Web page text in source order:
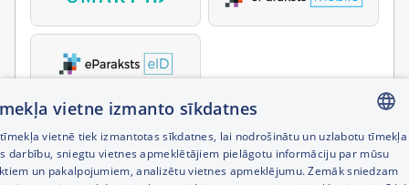
LATVIAN
RUSSIAN
vietne izmanto sīkdatnes
vietnē tiek izmantotas sīkdatnes, lai nodrošinātu un uzlabotu tīmekļa
darbību, sniegtu vietnes apmeklētājiem pielāgotu informāciju par mūsu
un pakalpojumiem, analizētu vietnes apmeklējumu. Zemāk sniedzam